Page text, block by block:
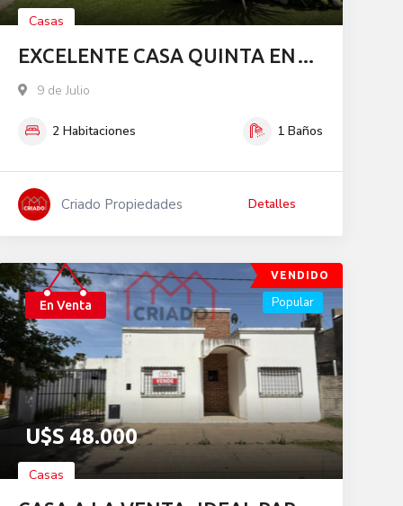
Casas
EXCELENTE CASA QUINTA EN
VENTA
9 de Julio
2 Habitaciones 1 Baños
Criado Propiedades Detalles
VENDIDO
En Venta
U$S 48.000
Casas
Popular